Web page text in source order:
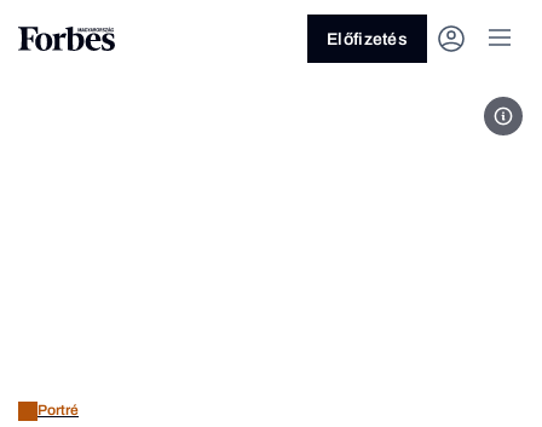
Előfizetés
Portré